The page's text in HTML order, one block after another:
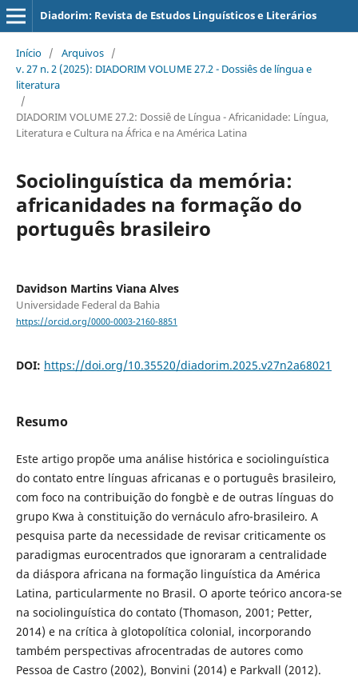
Diadorim: Revista de Estudos Linguísticos e Literários
Início / Arquivos /
v. 27 n. 2 (2025): DIADORIM VOLUME 27.2 - Dossiês de língua e
literatura
/
DIADORIM VOLUME 27.2: Dossiê de Língua - Africanidade: Língua,
Literatura e Cultura na África e na América Latina
Sociolinguística da memória:
africanidades na formação do
português brasileiro
Davidson Martins Viana Alves
Universidade Federal da Bahia
https://orcid.org/0000-0003-2160-8851
DOI: https://doi.org/10.35520/diadorim.2025.v27n2a68021
Resumo
Este artigo propõe uma análise histórica e sociolinguística
do contato entre línguas africanas e o português brasileiro,
com foco na contribuição do fongbè e de outras línguas do
grupo Kwa à constituição do vernáculo afro-brasileiro. A
pesquisa parte da necessidade de revisar criticamente os
paradigmas eurocentrados que ignoraram a centralidade
da diáspora africana na formação linguística da América
Latina, particularmente no Brasil. O aporte teórico ancora-se
na sociolinguística do contato (Thomason, 2001; Petter,
2014) e na crítica à glotopolítica colonial, incorporando
também perspectivas afrocentradas de autores como
Pessoa de Castro (2002), Bonvini (2014) e Parkvall (2012).